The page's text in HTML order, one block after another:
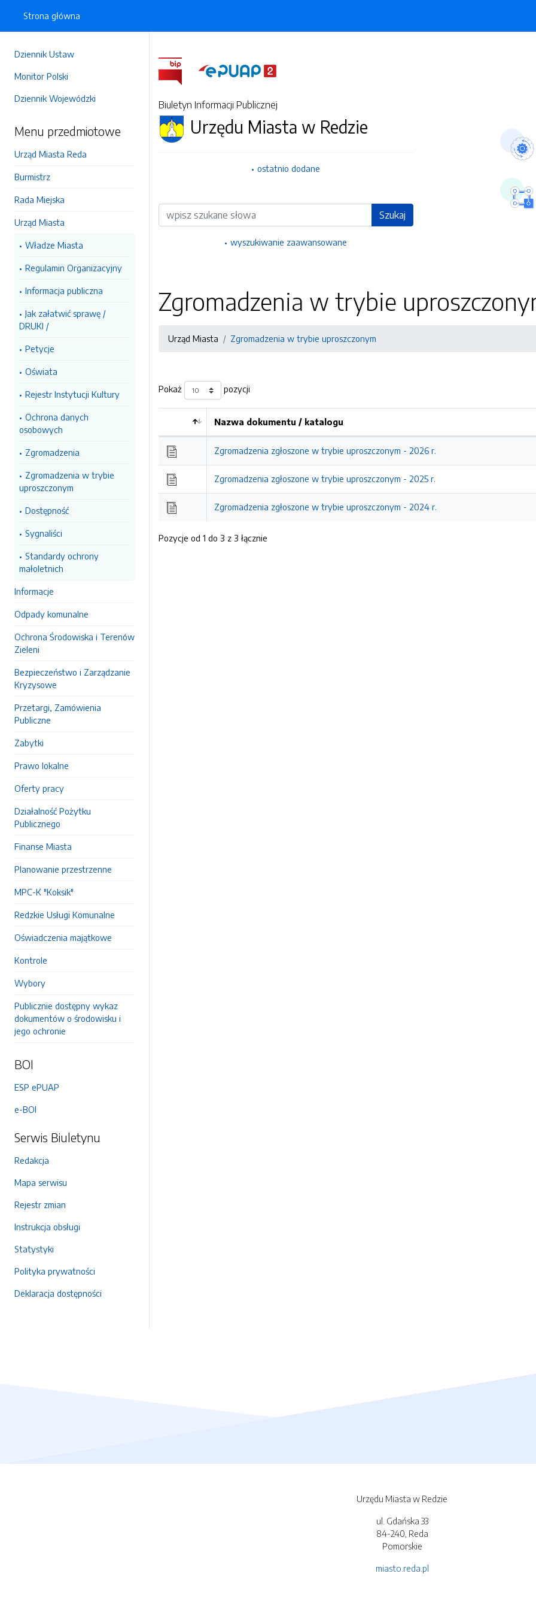
Dziennik Ustaw
Monitor Polski
Dziennik Wojewódzki
Menu przedmiotowe
Urząd Miasta Reda
Burmistrz
Rada Miejska
Urząd Miasta
Władze Miasta
Regulamin Organizacyjny
Informacja publiczna
Jak załatwić sprawę /
DRUKI /
Petycje
Oświata
Rejestr Instytucji Kultury
Ochrona danych
osobowych
Zgromadzenia
Zgromadzenia w trybie
uproszczonym
Dostępność
Sygnaliści
Standardy ochrony
małoletnich
Informacje
Odpady komunalne
Ochrona Środowiska i Terenów
Zieleni
Bezpieczeństwo i Zarządzanie
Kryzysowe
Przetargi, Zamówienia
Publiczne
Zabytki
Prawo lokalne
Oferty pracy
Działalność Pożytku
Publicznego
Finanse Miasta
Planowanie przestrzenne
MPC-K "Koksik"
Redzkie Usługi Komunalne
Oświadczenia majątkowe
Kontrole
Wybory
Publicznie dostępny wykaz
dokumentów o środowisku i
jego ochronie
BOI
ESP ePUAP
e-BOI
Serwis Biuletynu
Redakcja
Mapa serwisu
Rejestr zmian
Instrukcja obsługi
Statystyki
Polityka prywatności
Deklaracja dostępności
Strona główna
Biuletyn Informacji Publicznej
Urzędu Miasta w Redzie
ostatnio dodane
Wyszukiwarka Szukaj
wyszukiwanie zaawansowane
Zgromadzenia w trybie
Urząd Miasta Zgromadzenia w trybie uproszczonym
Pokaż pozycji
Kolejność
Nazwa dokumentu / katalogu
Zgromadzenia zgłoszone w trybie uproszczonym - 2026 r.
Zgromadzenia zgłoszone w trybie uproszczonym - 2025 r.
Zgromadzenia zgłoszone w trybie uproszczonym - 2024 r.
Pozycje od 1 do 3 z 3 łącznie
Urzędu Miasta w Redzie
ul. Gdańska 33
84-240, Reda
Pomorskie
miasto.reda.pl